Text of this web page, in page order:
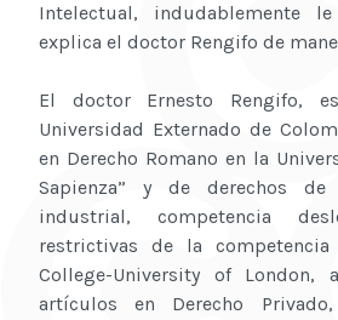
Intelectual, indudablemente
explica el doctor Rengifo de
El doctor Ernesto Rengifo,
Universidad Externado de
en Derecho Romano en la
Sapienza” y de derechos de
industrial, competencia
restrictivas de la
College-University of
artículos en Derecho